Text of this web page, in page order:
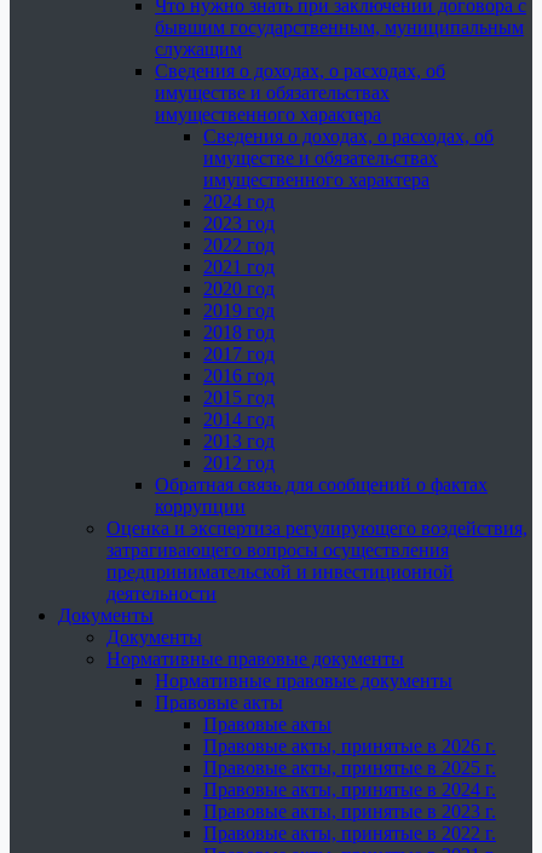
Что нужно знать при заключении договора с
бывшим государственным, муниципальным
служащим
Сведения о доходах, о расходах, об
имуществе и обязательствах
имущественного характера
Сведения о доходах, о расходах, об
имуществе и обязательствах
имущественного характера
2024 год
2023 год
2022 год
2021 год
2020 год
2019 год
2018 год
2017 год
2016 год
2015 год
2014 год
2013 год
2012 год
Обратная связь для сообщений о фактах
коррупции
Оценка и экспертиза регулирующего воздействия,
затрагивающего вопросы осуществления
предпринимательской и инвестиционной
деятельности
Документы
Документы
Нормативные правовые документы
Нормативные правовые документы
Правовые акты
Правовые акты
Правовые акты, принятые в 2026 г.
Правовые акты, принятые в 2025 г.
Правовые акты, принятые в 2024 г.
Правовые акты, принятые в 2023 г.
Правовые акты, принятые в 2022 г.